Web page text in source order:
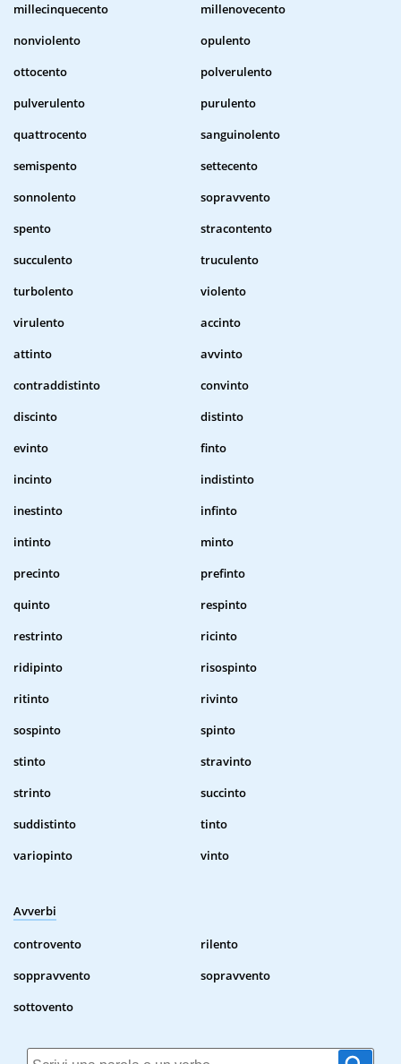
millecinquecento
millenovecento
nonviolento
opulento
ottocento
polverulento
pulverulento
purulento
quattrocento
sanguinolento
semispento
settecento
sonnolento
sopravvento
spento
stracontento
succulento
truculento
turbolento
violento
virulento
accinto
attinto
avvinto
contraddistinto
convinto
discinto
distinto
evinto
finto
incinto
indistinto
inestinto
infinto
intinto
minto
precinto
prefinto
quinto
respinto
restrinto
ricinto
ridipinto
risospinto
ritinto
rivinto
sospinto
spinto
stinto
stravinto
strinto
succinto
suddistinto
tinto
variopinto
vinto
Avverbi
controvento
rilento
soppravvento
sopravvento
sottovento